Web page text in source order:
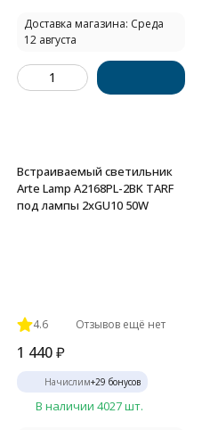
Доставка магазина: Среда
12 августа
Встраиваемый светильник
Arte Lamp A2168PL-2BK TARF
под лампы 2xGU10 50W
4.6 Отзывов ещё нет
1 440₽
Начислим+29 бонусов
В наличии 4027 шт.